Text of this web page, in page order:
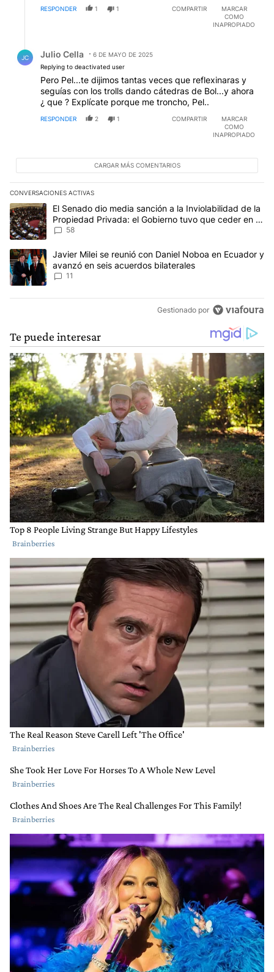
RESPONDER 1 1 COMPARTIR
MARCAR
COMO
INAPROPIADO
JC Julio Cella
6 DE MAYO DE 2025
Replying to deactivated user
Pero Pel...te dijimos tantas veces que reflexinaras y
seguías con los trolls dando cátedras de Bol...y ahora
¿ que ? Explícate porque me troncho, Pel..
RESPONDER 2 1 COMPARTIR
MARCAR
COMO
INAPROPIADO
CARGAR MÁS COMENTARIOS
CONVERSACIONES ACTIVAS
Este listado muestra los artículos con más comentarios en los
Un artículo de tendencia con el título "El Senado dio media
El Senado dio media sanción a la Inviolabilidad de la
Propiedad Privada: el Gobierno tuvo que ceder en la
Ley del Manejo del Fuego
58
Un artículo de tendencia con el título "Javier Milei se reunió con
Javier Milei se reunió con Daniel Noboa en Ecuador y
avanzó en seis acuerdos bilaterales
11
Gestionado por